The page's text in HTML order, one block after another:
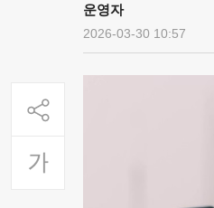
운영자
2026-03-30 10:57